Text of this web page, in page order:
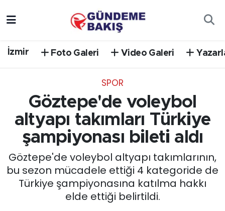
İzmir Foto Galeri Video Galeri
SPOR
Göztepe'de voleybol
altyapı takımları Türkiye
şampiyonası bileti aldı
Göztepe'de voleybol altyapı takımlarının,
bu sezon mücadele ettiği 4 kategoride de
Türkiye şampiyonasına katılma hakkı
elde ettiği belirtildi.
EGE
EĞİTİM
EKONOMİ
English News
Süper Lig Puan Durumu ve Fikstür
Tüm Manşetler
Son Dakika Haberleri
Haber Arşivi